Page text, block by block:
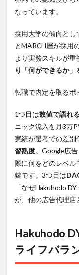
なっています。
採用大学の傾向とし
とMARCH層が採用
より実務スキルが重
り「何ができるか
転職で内定を取るポ
1つ目は数値で語れ
ニック流入を月3万
実績が選考での差別
習熟度。Google広
際に何をどのレベル
鍵です。3つ目は
「なぜHakuhodo
が、他の広告代理店
Hakuhodo
ライフバラ